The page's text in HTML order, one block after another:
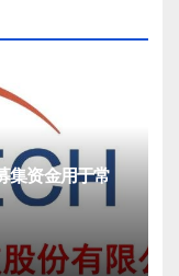
集资金用于常